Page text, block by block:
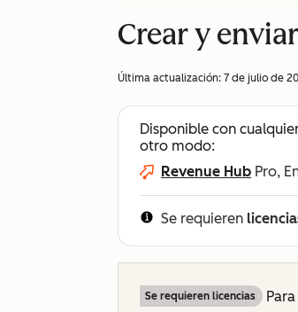
Crear y
Última actualización: 7 de julio de
Disponible con
otro modo:
Revenue Hub Pro,
Se requieren
Se requieren licencias